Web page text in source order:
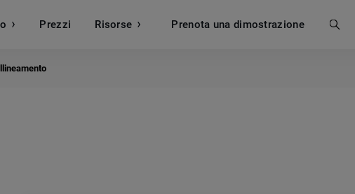
Prezzi Risorse Prenota una dimostrazione
Cerca